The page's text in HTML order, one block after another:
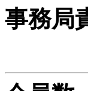
事務局
澤